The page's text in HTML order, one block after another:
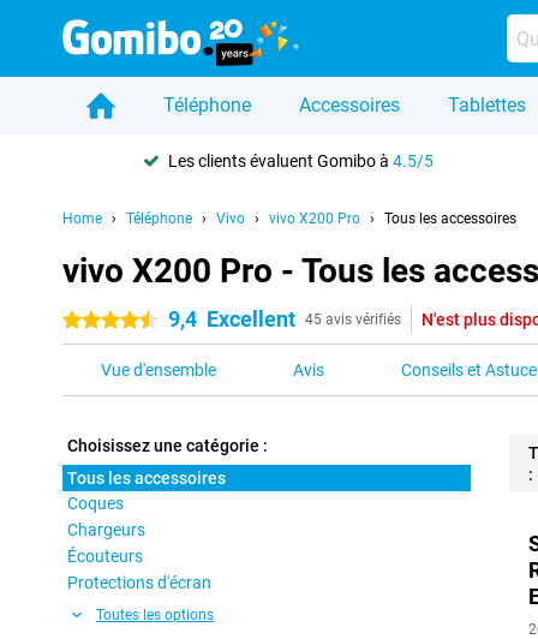
Téléphone Accessoires Tablettes
Les clients évaluent Gomibo à4.5/5
Home Téléphone Vivo vivo X200 Pro Tous les accessoires
vivo X200 Pro - Tous les
4.5 étoiles 9,4 Excellent 45 avis vérifiés N'est plus
Vue d'ensemble Avis Conseils et
Choisissez une catégorie :
Tous les accessoires
Coques
Chargeurs
Écouteurs
Protections d'écran
Toutes les options
: